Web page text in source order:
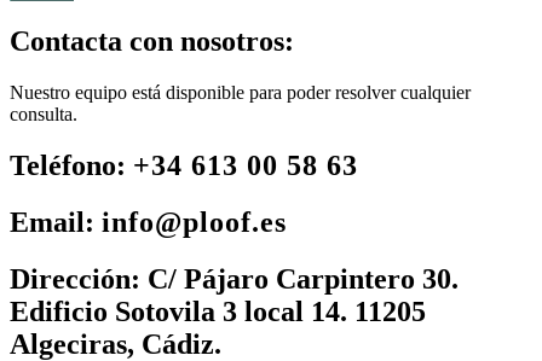
Contacta con nosotros:
Nuestro equipo está disponible para poder resolver cualquier
consulta.
Teléfono: +34 613 00 58 63
Email: info@ploof.es
Dirección: C/ Pájaro Carpintero 30.
Edificio Sotovila 3 local 14. 11205
Algeciras, Cádiz.